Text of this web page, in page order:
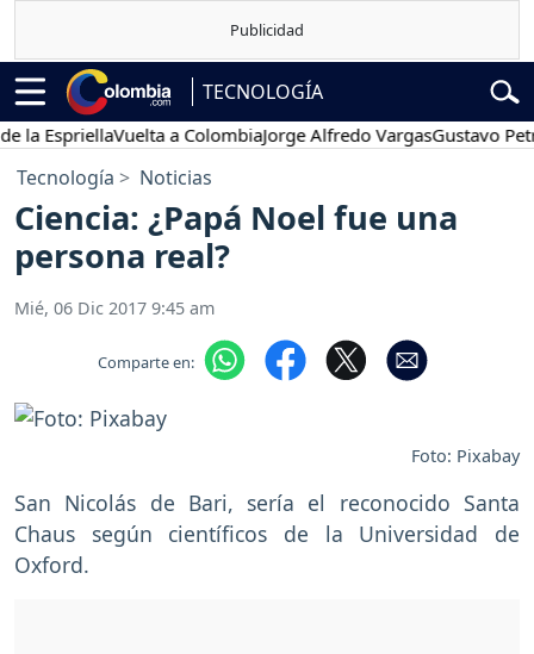
TECNOLOGÍA
Vuelta a ColombiaJorge Alfredo VargasGustavo Petro
Tecnología Noticias
Ciencia: ¿Papá Noel fue una
persona real?
Mié, 06 Dic 2017 9:45 am
Comparte en:
Foto: Pixabay
San Nicolás de Bari, sería el reconocido Santa
Chaus según científicos de la Universidad de
Oxford.